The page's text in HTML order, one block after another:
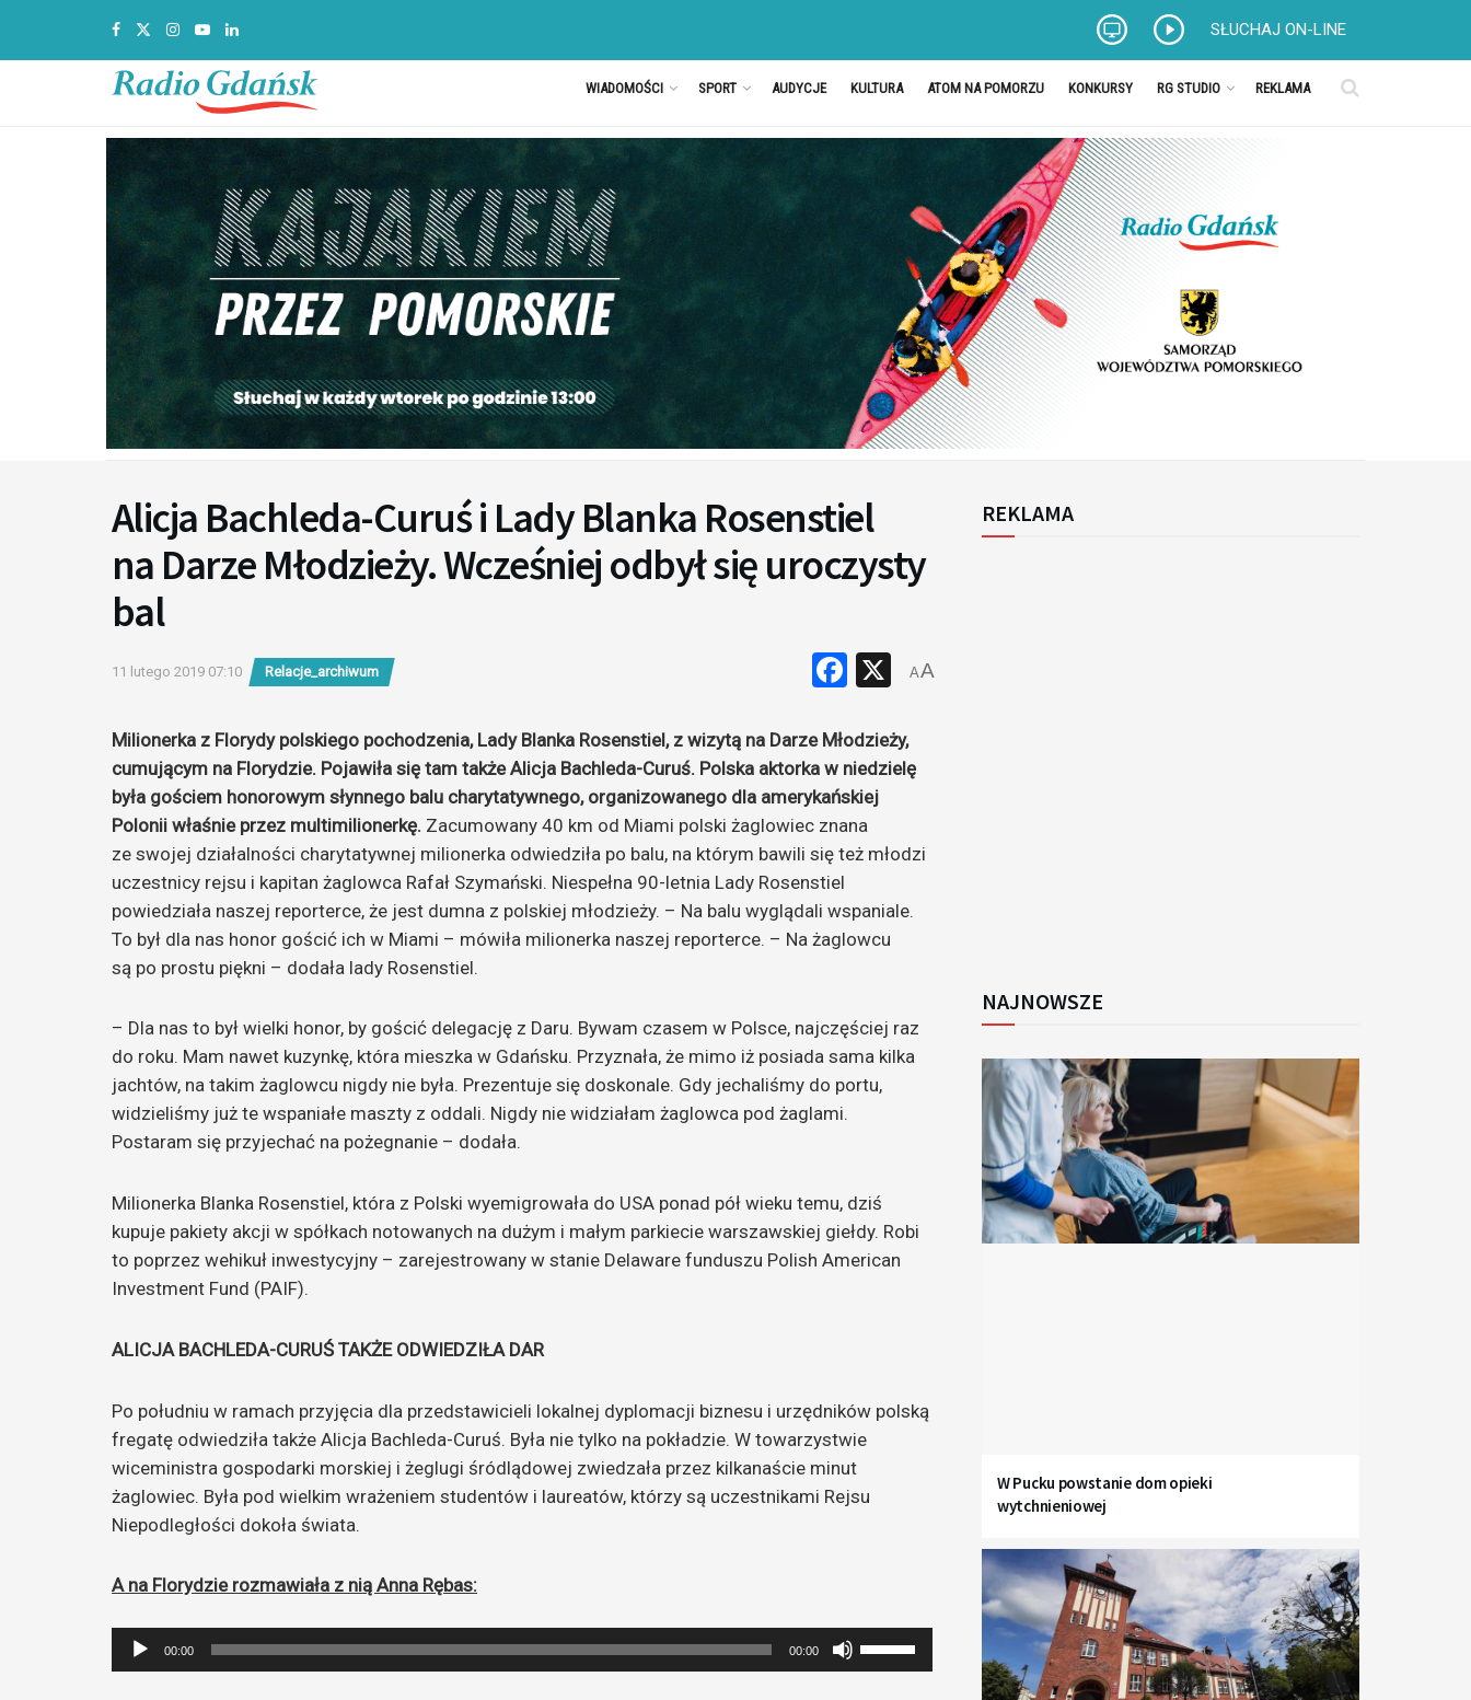
SŁUCHAJ ON-LINE
WIADOMOŚCI SPORT AUDYCJE KULTURA ATOM NA POMORZU KONKURSY RG STUDIO REKLAMA
Alicja Bachleda-Curuś i Lady Blanka Rosenstiel
na Darze Młodzieży. Wcześniej odbył się uroczysty
bal
11 lutego 2019 07:10 Relacje_archiwum Facebook
X
AA
Milionerka z Florydy polskiego pochodzenia, Lady Blanka Rosenstiel, z wizytą na Darze Młodzieży,
cumującym na Florydzie. Pojawiła się tam także Alicja Bachleda-Curuś. Polska aktorka w niedzielę
była gościem honorowym słynnego balu charytatywnego, organizowanego dla amerykańskiej
Polonii właśnie przez multimilionerkę. Zacumowany 40 km od Miami polski żaglowiec znana
ze swojej działalności charytatywnej milionerka odwiedziła po balu, na którym bawili się też młodzi
uczestnicy rejsu i kapitan żaglowca Rafał Szymański. Niespełna 90-letnia Lady Rosenstiel
powiedziała naszej reporterce, że jest dumna z polskiej młodzieży. – Na balu wyglądali wspaniale.
To był dla nas honor gościć ich w Miami – mówiła milionerka naszej reporterce. – Na żaglowcu
są po prostu piękni – dodała lady Rosenstiel.
– Dla nas to był wielki honor, by gościć delegację z Daru. Bywam czasem w Polsce, najczęściej raz
do roku. Mam nawet kuzynkę, która mieszka w Gdańsku. Przyznała, że mimo iż posiada sama kilka
jachtów, na takim żaglowcu nigdy nie była. Prezentuje się doskonale. Gdy jechaliśmy do portu,
widzieliśmy już te wspaniałe maszty z oddali. Nigdy nie widziałam żaglowca pod żaglami.
Postaram się przyjechać na pożegnanie – dodała.
Milionerka Blanka Rosenstiel, która z Polski wyemigrowała do USA ponad pół wieku temu, dziś
kupuje pakiety akcji w spółkach notowanych na dużym i małym parkiecie warszawskiej giełdy. Robi
to poprzez wehikuł inwestycyjny – zarejestrowany w stanie Delaware funduszu Polish American
Investment Fund (PAIF).
ALICJA BACHLEDA-CURUŚ TAKŻE ODWIEDZIŁA DAR
Po południu w ramach przyjęcia dla przedstawicieli lokalnej dyplomacji biznesu i urzędników polską
fregatę odwiedziła także Alicja Bachleda-Curuś. Była nie tylko na pokładzie. W towarzystwie
wiceministra gospodarki morskiej i żeglugi śródlądowej zwiedzała przez kilkanaście minut
żaglowiec. Była pod wielkim wrażeniem studentów i laureatów, którzy są uczestnikami Rejsu
Niepodległości dokoła świata.
A na Florydzie rozmawiała z nią Anna Rębas:
Odtwarzacz
plików
00:00 00:00
Używaj
strzałek
REKLAMA
NAJNOWSZE
W Pucku powstanie dom opieki
wytchnieniowej